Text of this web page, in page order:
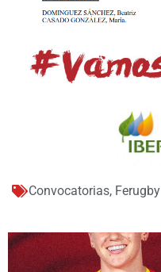
Convocatorias, Ferugby